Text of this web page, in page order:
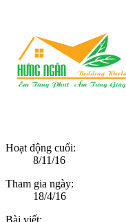
Hoạt động cuối:
8/11/16
Tham gia ngày:
18/4/16
Bài viết: